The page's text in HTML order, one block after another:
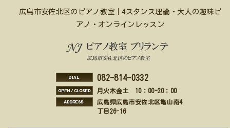
広島市安佐北区のピアノ教室｜4スタンス理論・大人の趣味ピ
アノ・オンラインレッスン
082-814-0332
月火木金土 10：00-20：00
広島県広島市安佐北区亀山南4
丁目26-16